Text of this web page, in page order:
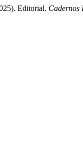
Editorial.